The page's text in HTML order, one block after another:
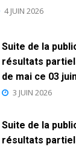
4 JUIN 2026
Suite de la
résultats
de mai ce 03
3 JUIN 2026
Suite de la
résultats